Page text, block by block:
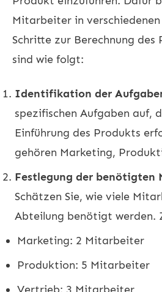
Mitarbeiter in
Schritte zur Berechnung des
sind wie folgt:
Identifikation der
spezifischen Aufgaben auf,
Einführung des Produkts
gehören Marketing,
Festlegung der benötigten
Schätzen Sie, wie viele
Abteilung benötigt werden.
Marketing: 2 Mitarbeiter
Produktion: 5 Mitarbeiter